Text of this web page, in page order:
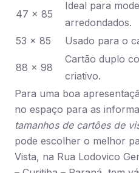
47 x 85
Ideal para
arredondados.
53 x 85
Usado para o
88 x 98
Cartão duplo
criativo.
Para uma boa
no espaço para as
tamanhos de cartões de
pode escolher o melhor
Vista, na Rua Lodovico